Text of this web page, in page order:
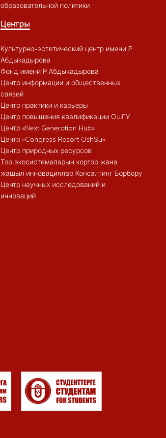
образовательной политики
Центры
Культурно-эстетический центр имени Р.
Абдыкадырова
Фонд имени Р.Абдыкадырова
Центр информации и общественных
связей
Центр практики и карьеры
Центр повышения квалификации ОшГУ
Центр «Next Generation Hub»
Центр «Congress Resort OshSu»
Центр природных ресурсов
Тоо экосистемаларын коргоо жана
жашыл инновациялар Консалтинг Борбору
Центр научных исследований и
инноваций